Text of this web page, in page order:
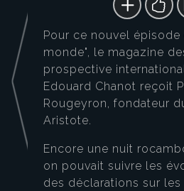
Pour ce nouvel épisode
monde", le magazine
prospective
Edouard Chanot reçoit
Rougeyron, fondateur
Aristote.
Encore une nuit
on pouvait suivre les
des déclarations sur les